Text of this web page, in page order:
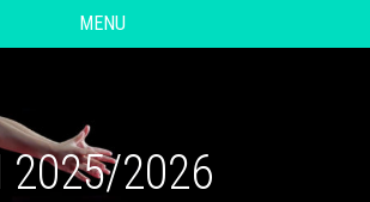
MENU
2025/2026